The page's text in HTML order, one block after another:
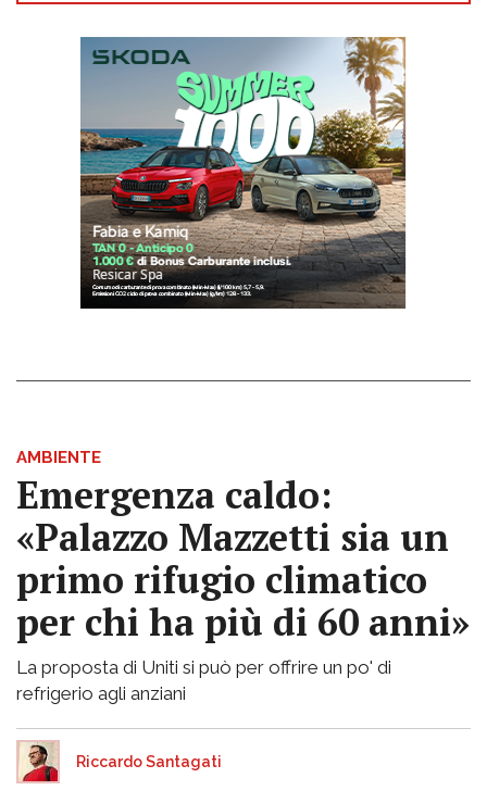
AMBIENTE
Emergenza caldo:
«Palazzo Mazzetti sia un
primo rifugio climatico
per chi ha più di 60 anni»
La proposta di Uniti si può per offrire un po' di
refrigerio agli anziani
Riccardo Santagati